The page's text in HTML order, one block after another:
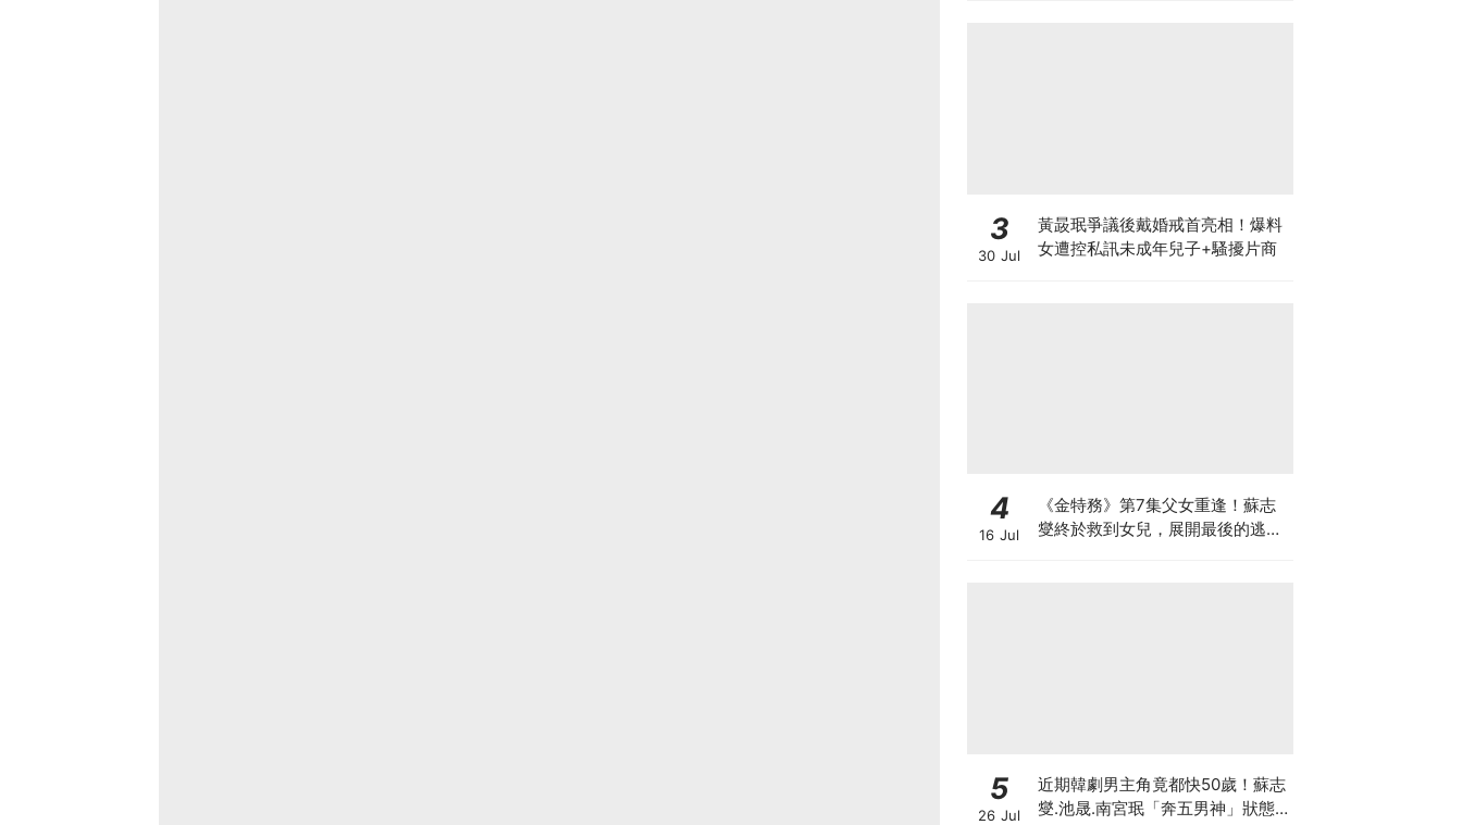
3
30 Jul
黃晸珉爭議後戴婚戒首亮相！爆料
女遭控私訊未成年兒子+騷擾片商
4
16 Jul
《金特務》第7集父女重逢！蘇志
燮終於救到女兒，展開最後的逃脫
5
26 Jul
近期韓劇男主角竟都快50歲！蘇志
燮.池晟.南宮珉「奔五男神」狀態